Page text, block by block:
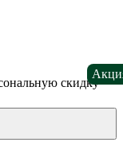
скидку